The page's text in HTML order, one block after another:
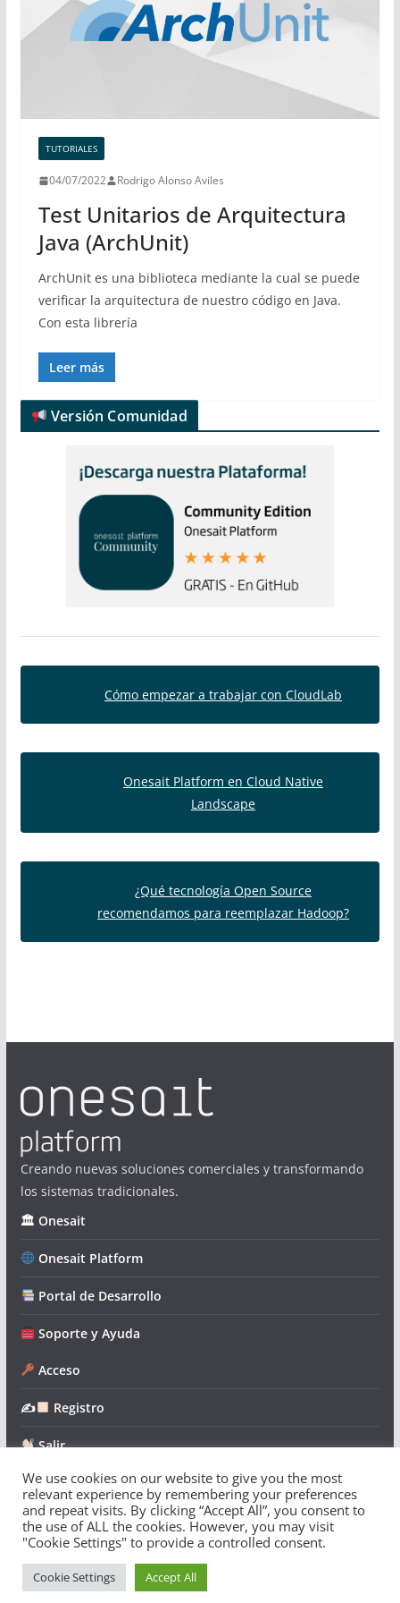
TUTORIALES
04/07/2022 Rodrigo Alonso Aviles
Test Unitarios de Arquitectura
Java (ArchUnit)
ArchUnit es una biblioteca mediante la cual se puede
verificar la arquitectura de nuestro código en Java.
Con esta librería
Leer más
Versión Comunidad
Cómo empezar a trabajar con CloudLab
Onesait Platform en Cloud Native
Landscape
¿Qué tecnología Open Source
recomendamos para reemplazar Hadoop?
Creando nuevas soluciones comerciales y transformando
los sistemas tradicionales.
🏛 Onesait
Onesait Platform
Portal de Desarrollo
Soporte y Ayuda
Acceso
✍ Registro
Salir
Copyright © 2026Onesait Platform Community. Todos los
derechos reservados.
Tema:ColorMagpor ThemeGrill. Funciona con
We use cookies on our website to give you the most
relevant experience by remembering your preferences
and repeat visits. By clicking “Accept All”, you consent to
the use of ALL the cookies. However, you may visit
"Cookie Settings" to provide a controlled consent.
Cookie Settings Accept All